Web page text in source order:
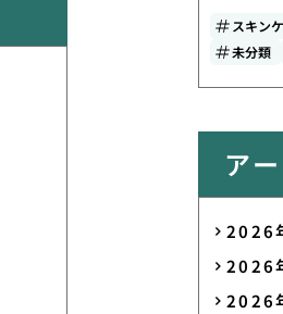
スキン
未分類
ア
2026
2026
2026